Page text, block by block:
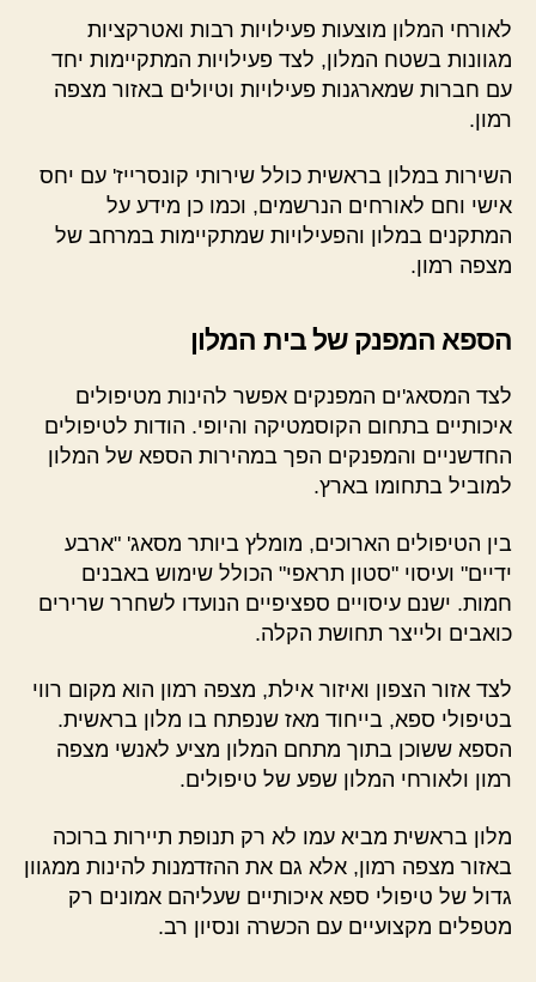
לאורחי המלון מוצעות פעילויות רבות ואטרקציות
מגוונות בשטח המלון, לצד פעילויות המתקיימות יחד
עם חברות שמארגנות פעילויות וטיולים באזור מצפה
רמון.
השירות במלון בראשית כולל שירותי קונסרייז' עם יחס
אישי וחם לאורחים הנרשמים, וכמו כן מידע על
המתקנים במלון והפעילויות שמתקיימות במרחב של
מצפה רמון.
הספא המפנק של בית המלון
לצד המסאג'ים המפנקים אפשר להינות מטיפולים
איכותיים בתחום הקוסמטיקה והיופי. הודות לטיפולים
החדשניים והמפנקים הפך במהירות הספא של המלון
למוביל בתחומו בארץ.
בין הטיפולים הארוכים, מומלץ ביותר מסאג' "ארבע
ידיים" ועיסוי "סטון תראפי" הכולל שימוש באבנים
חמות. ישנם עיסויים ספציפיים הנועדו לשחרר שרירים
כואבים ולייצר תחושת הקלה.
לצד אזור הצפון ואיזור אילת, מצפה רמון הוא מקום רווי
בטיפולי ספא, בייחוד מאז שנפתח בו מלון בראשית.
הספא ששוכן בתוך מתחם המלון מציע לאנשי מצפה
רמון ולאורחי המלון שפע של טיפולים.
מלון בראשית מביא עמו לא רק תנופת תיירות ברוכה
באזור מצפה רמון, אלא גם את ההזדמנות להינות ממגוון
גדול של טיפולי ספא איכותיים שעליהם אמונים רק
מטפלים מקצועיים עם הכשרה ונסיון רב.